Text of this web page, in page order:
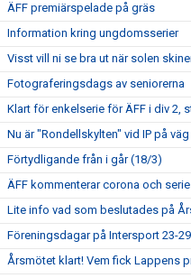
ÄFF premiärspelade på gräs
Information kring ungdomsserier
Visst vill ni se bra ut när solen
Fotograferingsdags av seniorerna
Klart för enkelserie för ÄFF i div 2,
Nu är "Rondellskylten" vid IP på
Förtydligande från i går (18/3)
ÄFF kommenterar corona och
Lite info vad som beslutades på
Föreningsdagar på Intersport 23-
Årsmötet klart! Vem fick Lappens